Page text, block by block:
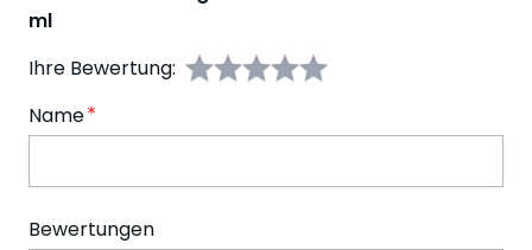
ml
Ihre Bewertung:
Name
Bewertungen